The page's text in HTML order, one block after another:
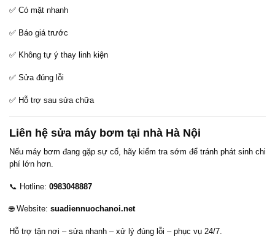
✅ Có mặt nhanh
✅ Báo giá trước
✅ Không tự ý thay linh kiện
✅ Sửa đúng lỗi
✅ Hỗ trợ sau sửa chữa
Liên hệ sửa máy bơm tại nhà Hà Nội
Nếu máy bơm đang gặp sự cố, hãy kiểm tra sớm để tránh phát sinh chi
phí lớn hơn.
📞 Hotline: 0983048887
🌐 Website: suadiennuochanoi.net
Hỗ trợ tận nơi – sửa nhanh – xử lý đúng lỗi – phục vụ 24/7.